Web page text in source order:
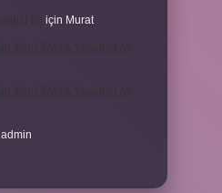
için Murat
admin